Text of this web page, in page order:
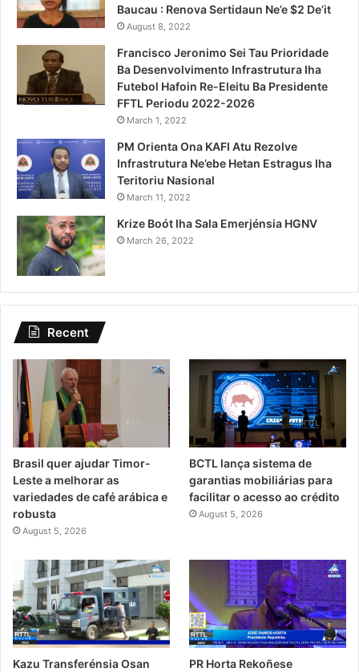
Baucau : Renova Sertidaun Ne’e $2 De’it
August 8, 2022
Francisco Jeronimo Sei Tau Prioridade
Ba Desenvolvimento Infrastrutura Iha
Futebol Hafoin Re-Eleitu Ba Presidente
FFTL Periodu 2022-2026
March 1, 2022
PM Orienta Ona KAFI Atu Rezolve
Infrastrutura Ne’ebe Hetan Estragus Iha
Teritoriu Nasional
March 11, 2022
Krize Boót Iha Sala Emerjénsia HGNV
March 26, 2022
Recent
Brasil quer ajudar Timor-
Leste a melhorar as
variedades de café arábica e
robusta
August 5, 2026
BCTL lança sistema de
garantias mobiliárias para
facilitar o acesso ao crédito
August 5, 2026
Kazu Transferénsia Osan
PR Horta Rekoñese